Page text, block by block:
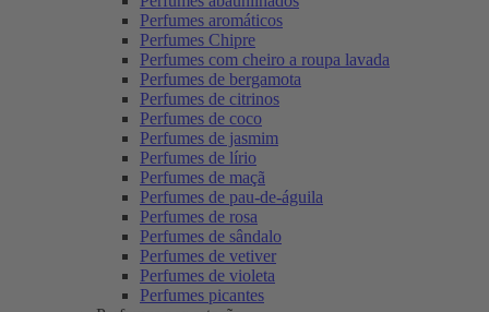
Perfumes aromáticos
Perfumes Chipre
Perfumes com cheiro a roupa lavada
Perfumes de bergamota
Perfumes de citrinos
Perfumes de coco
Perfumes de jasmim
Perfumes de lírio
Perfumes de maçã
Perfumes de pau-de-águila
Perfumes de rosa
Perfumes de sândalo
Perfumes de vetiver
Perfumes de violeta
Perfumes picantes